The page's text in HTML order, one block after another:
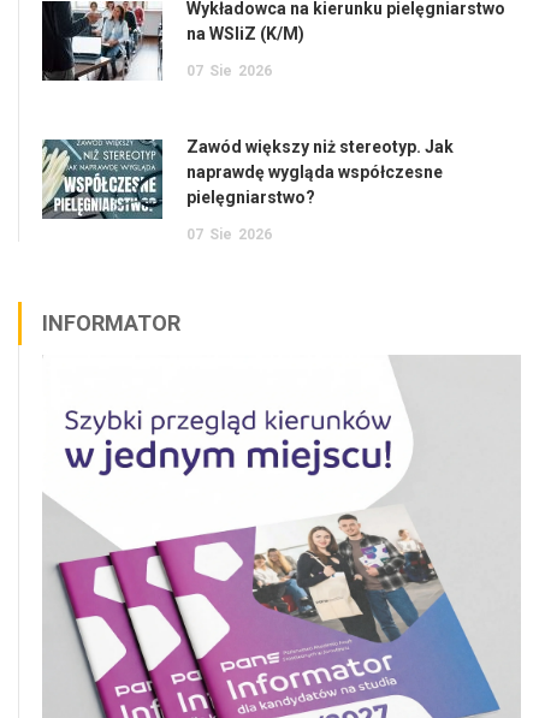
Wykładowca na kierunku pielęgniarstwo
na WSIiZ (K/M)
07 Sie 2026
Zawód większy niż stereotyp. Jak
naprawdę wygląda współczesne
pielęgniarstwo?
07 Sie 2026
INFORMATOR